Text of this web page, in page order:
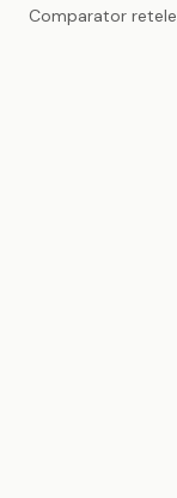
Comparator retele